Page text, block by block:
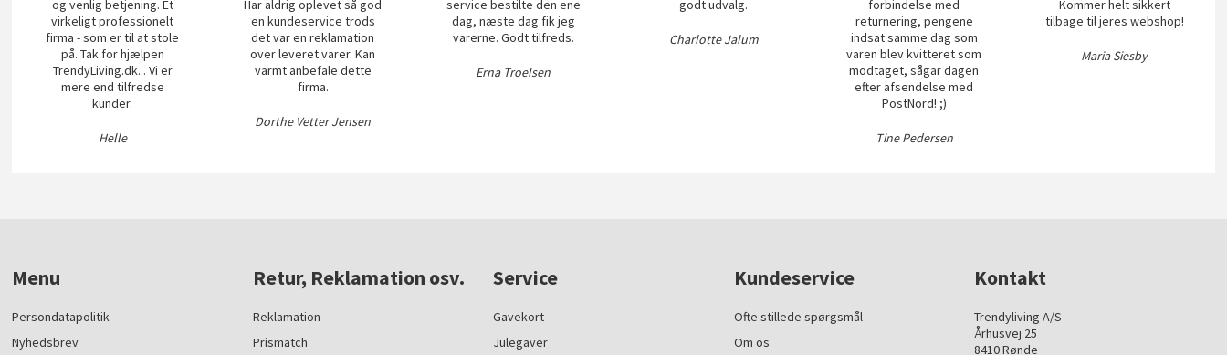
og venlig betjening. Et
virkeligt professionelt
firma - som er til at stole
på. Tak for hjælpen
TrendyLiving.dk... Vi er
mere end tilfredse
kunder.
Helle
Har aldrig oplevet så god
en kundeservice trods
det var en reklamation
over leveret varer. Kan
varmt anbefale dette
firma.
Dorthe Vetter Jensen
service bestilte den ene
dag, næste dag fik jeg
varerne. Godt tilfreds.
Erna Troelsen
godt udvalg.
Charlotte Jalum
forbindelse med
returnering, pengene
indsat samme dag som
varen blev kvitteret som
modtaget, sågar dagen
efter afsendelse med
PostNord! ;)
Tine Pedersen
Kommer helt sikkert
tilbage til jeres webshop!
Maria Siesby
Menu
Persondatapolitik
Nyhedsbrev
Retur, Reklamation osv.
Reklamation
Prismatch
Service
Gavekort
Julegaver
Kundeservice
Ofte stillede spørgsmål
Om os
Kontakt
Trendyliving A/S
Århusvej 25
8410 Rønde